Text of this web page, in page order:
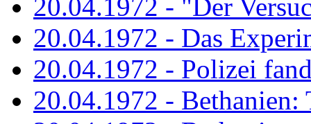
20.04.1972 - "Der
20.04.1972 - Das
20.04.1972 - Polizei
20.04.1972 - Bethanien: